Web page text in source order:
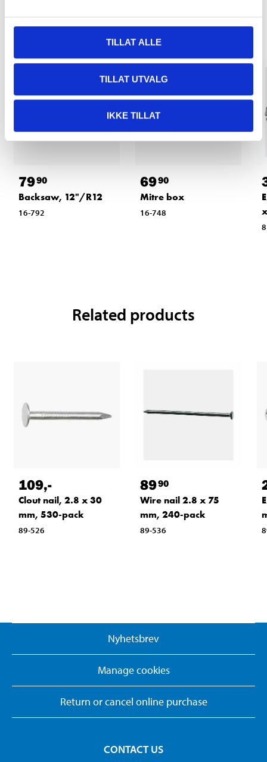
TILLAT ALLE
TILLAT UTVALG
IKKE TILLAT
Other customers also bought
7990
Backsaw, 12"/R12
16-792
6990
Mitre box
16-748
Related products
109,-
Clout nail, 2.8 x 30
mm, 530-pack
89-526
8990
Wire nail 2.8 x 75
mm, 240-pack
89-536
Nyhetsbrev
Manage cookies
Return or cancel online purchase
CONTACT US